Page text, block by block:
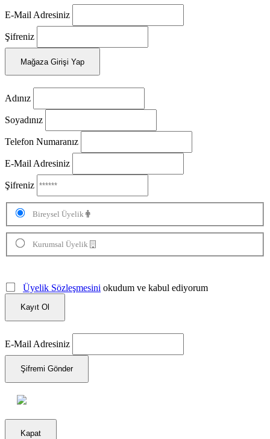
E-Mail Adresiniz
Şifreniz
Mağaza Girişi Yap
Adınız
Soyadınız
Telefon Numaranız
E-Mail Adresiniz
Şifreniz
Bireysel Üyelik
Kurumsal Üyelik
Üyelik Sözleşmesini okudum ve kabul ediyorum
Kayıt Ol
E-Mail Adresiniz
Şifremi Gönder
Kapat